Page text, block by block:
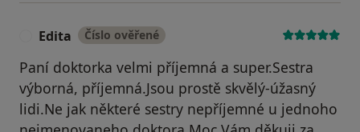
Edita Číslo ověřené
Paní doktorka velmi příjemná a super.Sestra
výborná, příjemná.Jsou prostě skvělý-úžasný
lidi.Ne jak některé sestry nepříjemné u jednoho